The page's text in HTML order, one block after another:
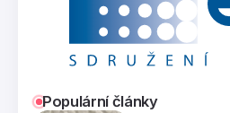
Populární články